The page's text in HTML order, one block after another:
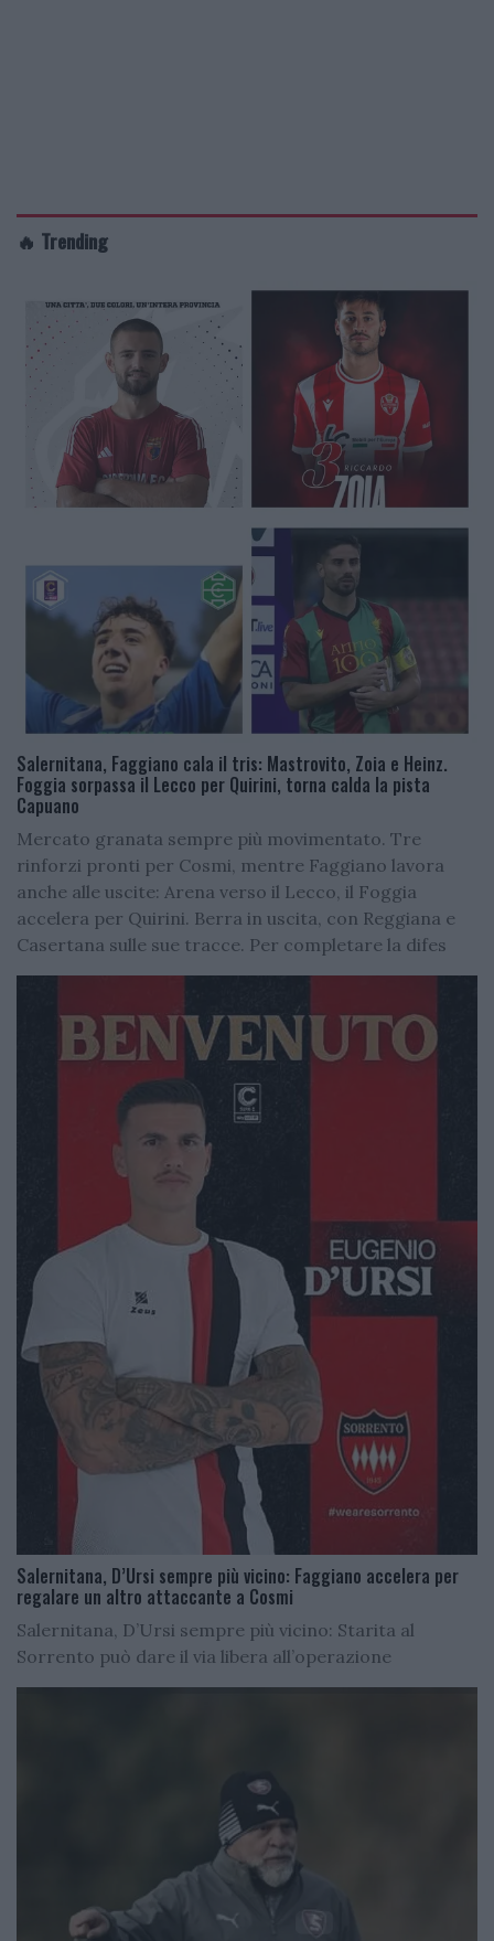
🔥 Trending
Salernitana, Faggiano cala il tris: Mastrovito, Zoia e Heinz.
Foggia sorpassa il Lecco per Quirini, torna calda la pista
Capuano
Mercato granata sempre più movimentato. Tre
rinforzi pronti per Cosmi, mentre Faggiano lavora
anche alle uscite: Arena verso il Lecco, il Foggia
accelera per Quirini. Berra in uscita, con Reggiana e
Casertana sulle sue tracce. Per completare la difes
Salernitana, D’Ursi sempre più vicino: Faggiano accelera per
regalare un altro attaccante a Cosmi
Salernitana, D’Ursi sempre più vicino: Starita al
Sorrento può dare il via libera all’operazione